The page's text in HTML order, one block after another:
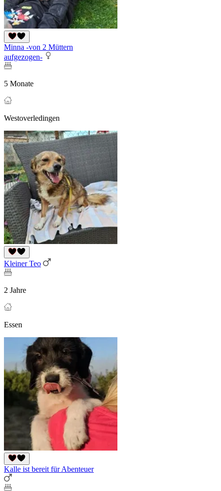
Minna -von 2 Müttern
aufgezogen-
5 Monate
Westoverledingen
Kleiner Teo
2 Jahre
Essen
Kalle ist bereit für Abenteuer